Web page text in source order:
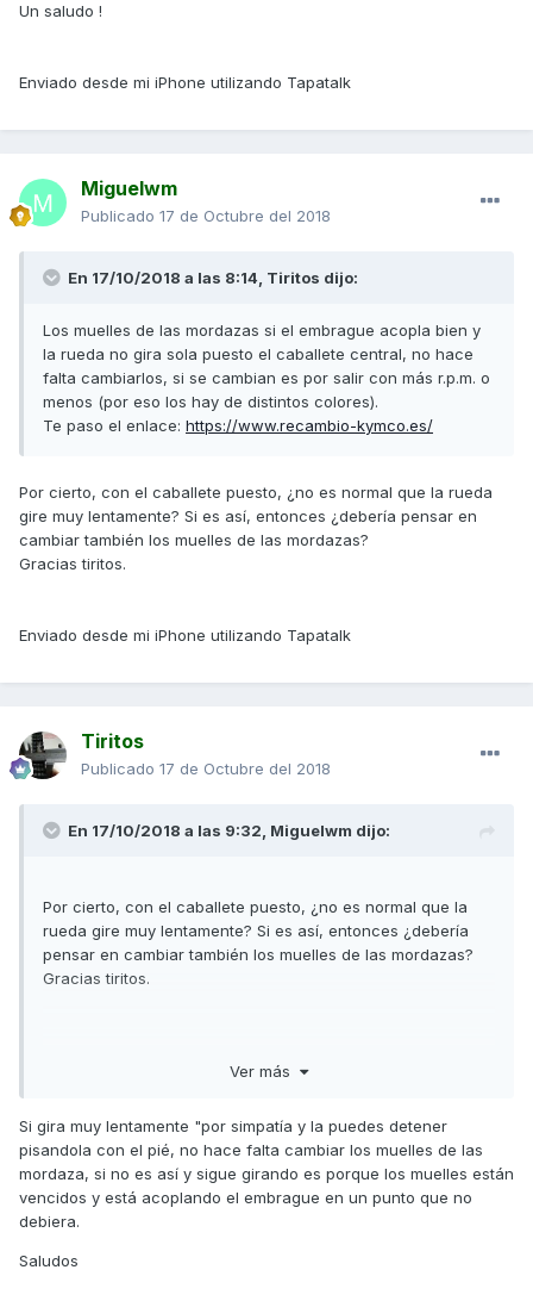
Un saludo !
Enviado desde mi iPhone utilizando Tapatalk
Miguelwm
Publicado 17 de Octubre del 2018
En 17/10/2018 a las 8:14, Tiritos dijo:
Los muelles de las mordazas si el embrague acopla bien y
la rueda no gira sola puesto el caballete central, no hace
falta cambiarlos, si se cambian es por salir con más r.p.m. o
menos (por eso los hay de distintos colores).
Te paso el enlace: https://www.recambio-kymco.es/
Por cierto, con el caballete puesto, ¿no es normal que la rueda
gire muy lentamente? Si es así, entonces ¿debería pensar en
cambiar también los muelles de las mordazas?
Gracias tiritos.
Enviado desde mi iPhone utilizando Tapatalk
Tiritos
Publicado 17 de Octubre del 2018
En 17/10/2018 a las 9:32, Miguelwm dijo:
Por cierto, con el caballete puesto, ¿no es normal que la
rueda gire muy lentamente? Si es así, entonces ¿debería
pensar en cambiar también los muelles de las mordazas?
Gracias tiritos.
Ver más
Si gira muy lentamente "por simpatía y la puedes detener
pisandola con el pié, no hace falta cambiar los muelles de las
mordaza, si no es así y sigue girando es porque los muelles están
vencidos y está acoplando el embrague en un punto que no
debiera.
Saludos